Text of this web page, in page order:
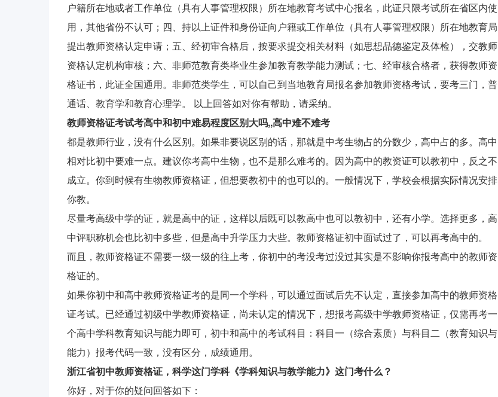
户籍所在地或者工作单位（具有人事管理权限）所在地教育考试中心报名，此证只限考试所在省区内使
用，其他省份不认可；四、持以上证件和身份证向户籍或工作单位（具有人事管理权限）所在地教育局
提出教师资格认定申请；五、经初审合格后，按要求提交相关材料（如思想品德鉴定及体检），交教师
资格认定机构审核；六、非师范教育类毕业生参加教育教学能力测试；七、经审核合格者，获得教师资
格证书，此证全国通用。非师范类学生，可以自己到当地教育局报名参加教师资格考试，要考三门，普
通话、教育学和教育心理学。 以上回答如对你有帮助，请采纳。
教师资格证考试考高中和初中难易程度区别大吗,,高中难不难考
都是教师行业，没有什么区别。如果非要说区别的话，那就是中考生物占的分数少，高中占的多。高中
相对比初中要难一点。建议你考高中生物，也不是那么难考的。因为高中的教资证可以教初中，反之不
成立。你到时候有生物教师资格证，但想要教初中的也可以的。一般情况下，学校会根据实际情况安排
你教。
尽量考高级中学的证，就是高中的证，这样以后既可以教高中也可以教初中，还有小学。选择更多，高
中评职称机会也比初中多些，但是高中升学压力大些。教师资格证初中面试过了，可以再考高中的。
而且，教师资格证不需要一级一级的往上考，你初中的考没考过没过其实是不影响你报考高中的教师资
格证的。
如果你初中和高中教师资格证考的是同一个学科，可以通过面试后先不认定，直接参加高中的教师资格
证考试。已经通过初级中学教师资格证，尚未认定的情况下，想报考高级中学教师资格证，仅需再考一
个高中学科教育知识与能力即可，初中和高中的考试科目：科目一（综合素质）与科目二（教育知识与
能力）报考代码一致，没有区分，成绩通用。
浙江省初中教师资格证，科学这门学科《学科知识与教学能力》这门考什么？
你好，对于你的疑问回答如下：